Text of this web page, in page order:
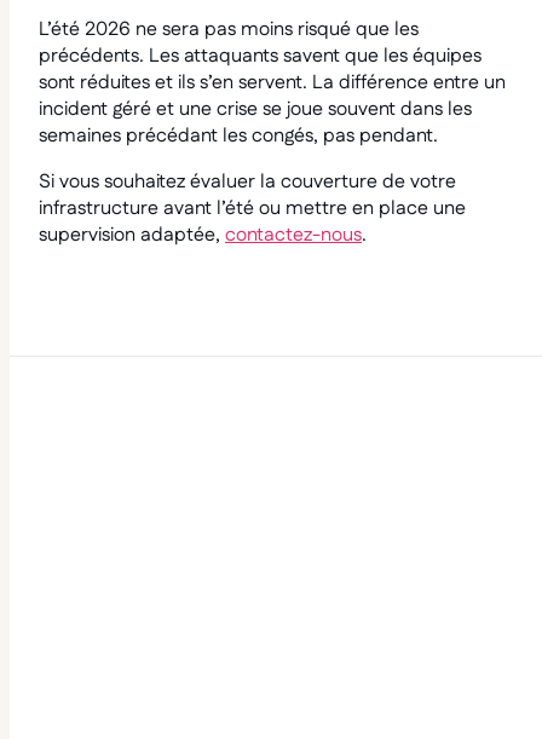
L’été 2026 ne sera pas moins risqué que les
précédents. Les attaquants savent que les équipes
sont réduites et ils s’en servent. La différence entre un
incident géré et une crise se joue souvent dans les
semaines précédant les congés, pas pendant.
Si vous souhaitez évaluer la couverture de votre
infrastructure avant l’été ou mettre en place une
supervision adaptée, contactez-nous.